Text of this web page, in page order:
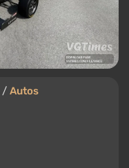
/ Autos